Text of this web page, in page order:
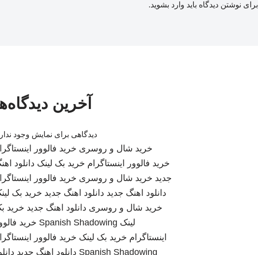
برای نوشتن دیدگاه باید وارد بشوید.
آخرین
دیدگاهی برای نمایش وجود
خرید شال و روسری خرید فالوور
خرید فالوور اینستاگرام خرید بک لینک دانلود
جدید خرید شال و روسری خرید فالوور
دانلود اهنگ جدید دانلود اهنگ جدید خرید بک
خرید شال و روسری دانلود اهنگ جدید خرید
لینک Spanish Shadowing خرید
اینستاگرام خرید بک لینک خرید فالوور
Spanish Shadowing دانلود اهنگ جدید